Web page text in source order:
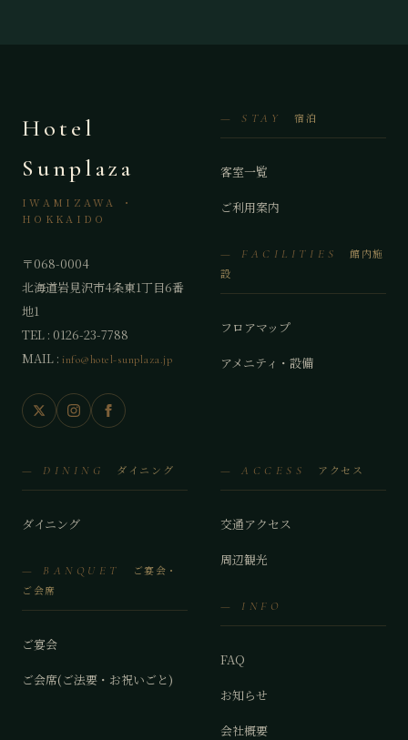
Hotel
Sunplaza
IWAMIZAWA ・
HOKKAIDO
〒068-0004
北海道岩見沢市4条東1丁目6番
地1
TEL : 0126-23-7788
MAIL : info@hotel-sunplaza.jp
— STAY 宿泊
客室一覧
ご利用案内
— FACILITIES
館内施
設
フロアマップ
アメニティ・設備
— DINING ダイニング
ダイニング
— BANQUET
ご宴会・
ご会席
ご宴会
ご会席(ご法要・お祝いごと)
— ACCESS アクセス
交通アクセス
周辺観光
— INFO
FAQ
お知らせ
会社概要